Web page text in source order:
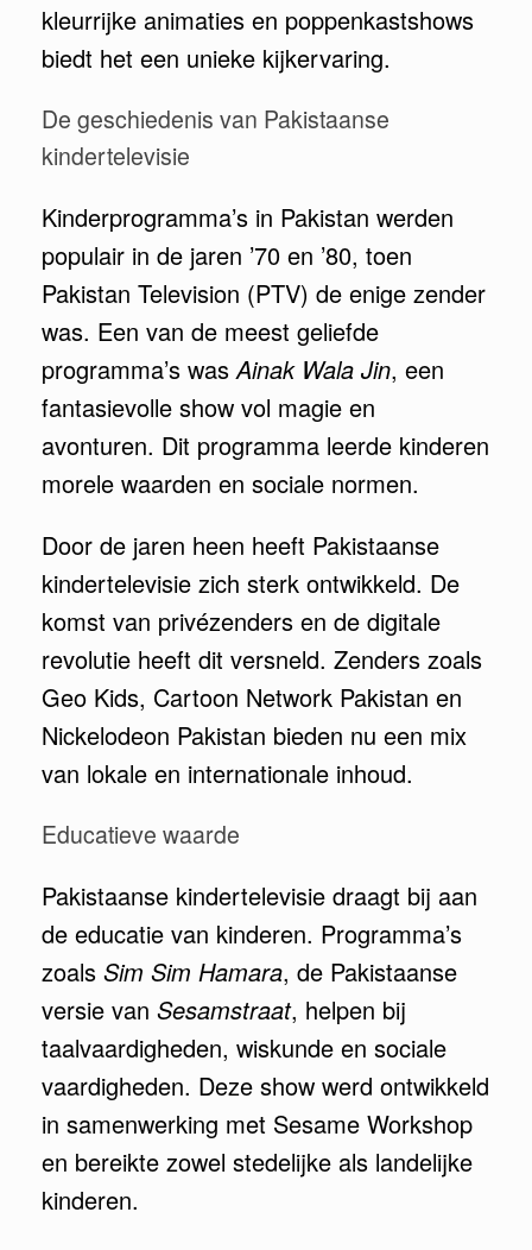
kleurrijke animaties en poppenkastshows
biedt het een unieke kijkervaring.
De geschiedenis van Pakistaanse
kindertelevisie
Kinderprogramma’s in Pakistan werden
populair in de jaren ’70 en ’80, toen
Pakistan Television (PTV) de enige zender
was. Een van de meest geliefde
programma’s wasAinak Wala Jin, een
fantasievolle show vol magie en
avonturen. Dit programma leerde kinderen
morele waarden en sociale normen.
Door de jaren heen heeft Pakistaanse
kindertelevisie zich sterk ontwikkeld. De
komst van privézenders en de digitale
revolutie heeft dit versneld. Zenders zoals
Geo Kids, Cartoon Network Pakistan en
Nickelodeon Pakistan bieden nu een mix
van lokale en internationale inhoud.
Educatieve waarde
Pakistaanse kindertelevisie draagt bij aan
de educatie van kinderen. Programma’s
zoals Sim Sim Hamara, de Pakistaanse
versie van Sesamstraat, helpen bij
taalvaardigheden, wiskunde en sociale
vaardigheden. Deze show werd ontwikkeld
in samenwerking met Sesame Workshop
en bereikte zowel stedelijke als landelijke
kinderen.